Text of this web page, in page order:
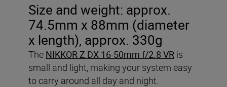
Size and weight: approx.
74.5mm x 88mm (diameter
x length), approx. 330g
The NIKKOR Z DX 16-50mm f/2.8 VR is
small and light, making your system easy
to carry around all day and night.